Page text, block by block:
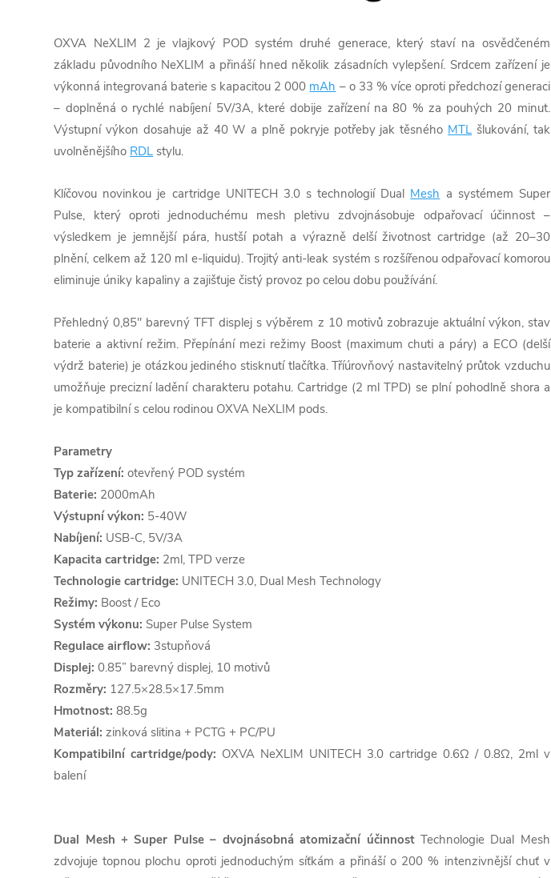
OXVA NeXLIM 2 je vlajkový POD systém druhé generace, který staví na osvědčeném
základu původního NeXLIM a přináší hned několik zásadních vylepšení. Srdcem zařízení je
výkonná integrovaná baterie s kapacitou 2 000 mAh – o 33 % více oproti předchozí generaci
– doplněná o rychlé nabíjení 5V/3A, které dobije zařízení na 80 % za pouhých 20 minut.
Výstupní výkon dosahuje až 40 W a plně pokryje potřeby jak těsného MTL šlukování, tak
uvolněnějšího RDL stylu.
Klíčovou novinkou je cartridge UNITECH 3.0 s technologií Dual Mesh a systémem Super
Pulse, který oproti jednoduchému mesh pletivu zdvojnásobuje odpařovací účinnost –
výsledkem je jemnější pára, hustší potah a výrazně delší životnost cartridge (až 20–30
plnění, celkem až 120 ml e-liquidu). Trojitý anti-leak systém s rozšířenou odpařovací komorou
eliminuje úniky kapaliny a zajišťuje čistý provoz po celou dobu používání.
Přehledný 0,85" barevný TFT displej s výběrem z 10 motivů zobrazuje aktuální výkon, stav
baterie a aktivní režim. Přepínání mezi režimy Boost (maximum chuti a páry) a ECO (delší
výdrž baterie) je otázkou jediného stisknutí tlačítka. Tříúrovňový nastavitelný průtok vzduchu
umožňuje precizní ladění charakteru potahu. Cartridge (2 ml TPD) se plní pohodlně shora a
je kompatibilní s celou rodinou OXVA NeXLIM pods.
Parametry
Typ zařízení: otevřený POD systém
Baterie: 2000mAh
Výstupní výkon: 5-40W
Nabíjení: USB-C, 5V/3A
Kapacita cartridge: 2ml, TPD verze
Technologie cartridge: UNITECH 3.0, Dual Mesh Technology
Režimy: Boost / Eco
Systém výkonu: Super Pulse System
Regulace airflow: 3stupňová
Displej: 0.85” barevný displej, 10 motivů
Rozměry: 127.5×28.5×17.5mm
Hmotnost: 88.5g
Materiál: zinková slitina + PCTG + PC/PU
Kompatibilní cartridge/pody: OXVA NeXLIM UNITECH 3.0 cartridge 0.6Ω / 0.8Ω, 2ml v
balení
Dual Mesh + Super Pulse – dvojnásobná atomizační účinnostTechnologie Dual Mesh
zdvojuje topnou plochu oproti jednoduchým síťkám a přináší o 200 % intenzivnější chuť v